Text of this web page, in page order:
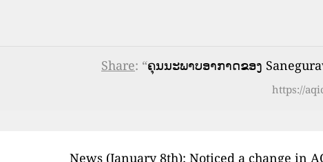
Share: “ຄຸນນະພາບອາກາດຂອງ
https://
News (January 8th): Noticed a change in